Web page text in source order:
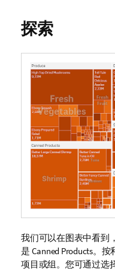
探索
我们可以在图表中看到，
是 Canned Products。按
项目或组。您可通过选